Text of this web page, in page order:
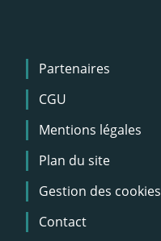
Menu
Pied
de
page
Partenaires
CGU
Mentions légales
Plan du site
Gestion des cookies
Contact